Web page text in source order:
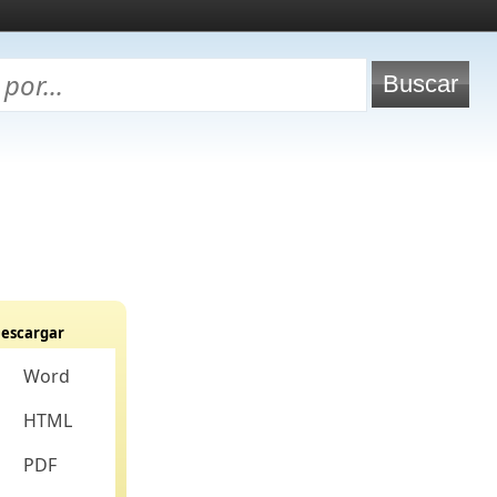
Word
HTML
PDF